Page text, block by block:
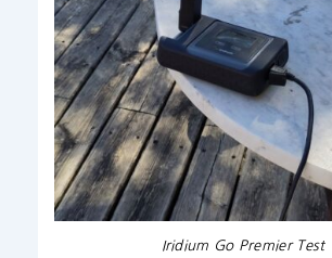
Iridium Go Premier Test